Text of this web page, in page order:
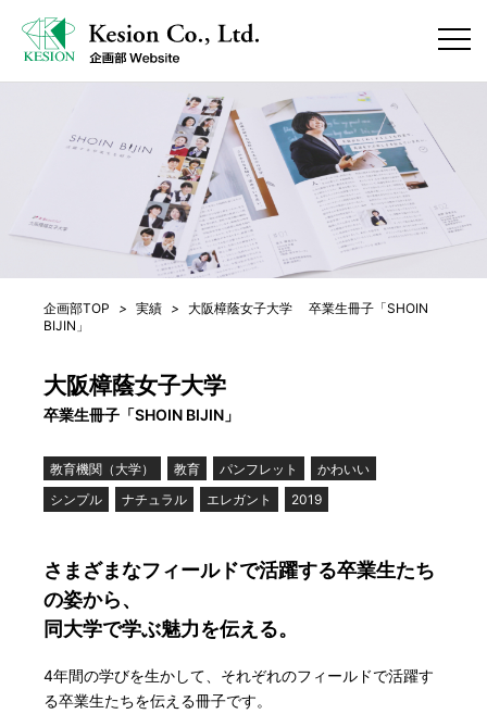
企画部TOP > 実績 > 大阪樟蔭女子大学 卒業生冊子「SHOIN
BIJIN」
大阪樟蔭女子大学
卒業生冊子「SHOIN BIJIN」
教育機関（大学） 教育 パンフレット
かわいい
シンプル
ナチュラル エレガント 2019
さまざまなフィールドで活躍する卒業生たち
の姿から、
同大学で学ぶ魅力を伝える。
4年間の学びを生かして、それぞれのフィールドで活躍す
る卒業生たちを伝える冊子です。